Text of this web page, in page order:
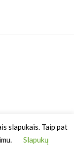
slapukais. Taip pat
Slapukų